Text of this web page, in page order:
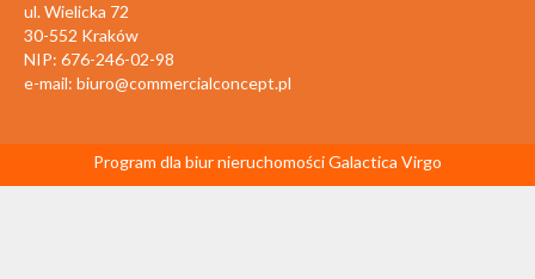
ul. Wielicka 72
30-552 Kraków
NIP: 676-246-02-98
e-mail: biuro@commercialconcept.pl
Program dla biur nieruchomościGalactica Virgo